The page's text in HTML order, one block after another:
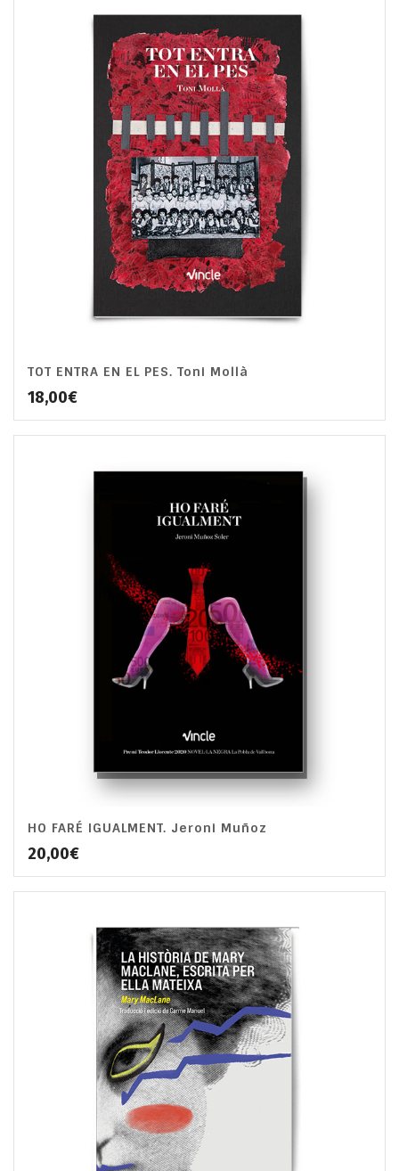
TOT ENTRA EN EL PES. Toni Mollà
18,00€
HO FARÉ IGUALMENT. Jeroni Muñoz
20,00€